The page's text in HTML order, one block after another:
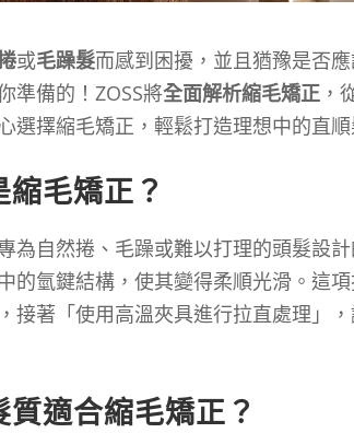
或毛躁髮而感到困擾，並且猶豫是否
準備的！ZOSS將全面解析縮毛矯正 ，
選擇縮毛矯正，輕鬆打造理想中的直順
毛矯正？
為自然捲、毛躁或難以打理的頭髮設
的氫鍵結構，使其變得柔順光滑。這
接著「使用高溫夾具進行拉直處理」
適合縮毛矯正？